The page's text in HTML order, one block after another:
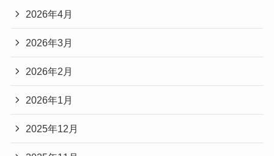
2026年4月
2026年3月
2026年2月
2026年1月
2025年12月